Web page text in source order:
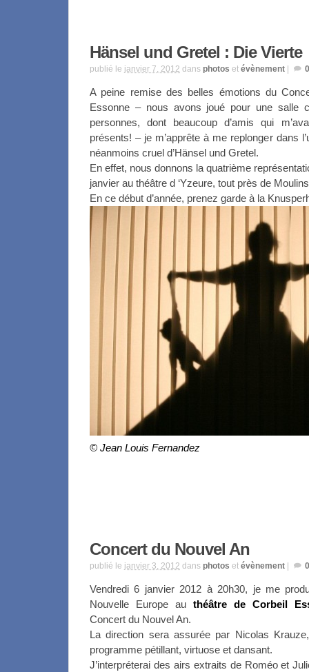
Hänsel und Gretel : Die Vierte
publié le janvier 7, 2012 dans photos et évènement
A peine remise des belles émotions du
Essonne – nous avons joué pour une salle
personnes, dont beaucoup d’amis qui
présents! – je m’apprête à me replonger dans
néanmoins cruel d’Hänsel und Gretel.
En effet, nous donnons la quatrième
janvier au théâtre d ‘Yzeure, tout près de
En ce début d’année, prenez garde à la
© Jean Louis Fernandez
Concert du Nouvel An
publié le janvier 3, 2012 dans photos et évènement
Vendredi 6 janvier 2012 à 20h30, je me
Nouvelle Europe au théâtre de Corbeil
Concert du Nouvel An.
La direction sera assurée par Nicolas
programme pétillant, virtuose et dansant.
J’interpréterai des airs extraits de Roméo et